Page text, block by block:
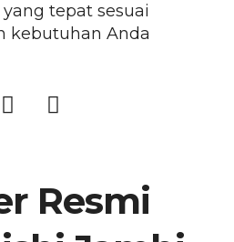
tepat sesuai
kebutuhan Anda
Resmi